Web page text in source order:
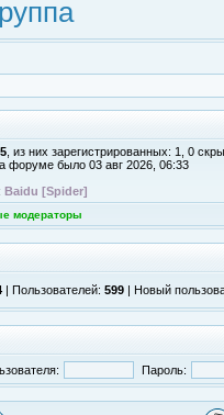
, из них зарегистрированных: 1, 0
форуме было 03 авг 2026, 06:33
Baidu [Spider]
модераторы
| Пользователей: 599 | Новый
Пароль: